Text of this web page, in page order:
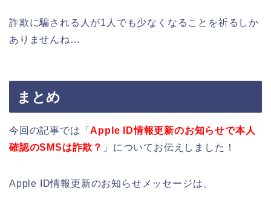
詐欺に騙される人が1人でも少なくなることを祈るしか
ありませんね…
まとめ
今回の記事では「Apple ID情報更新のお知らせで本人
確認のSMSは詐欺？ 」についてお伝えしました！
Apple ID情報更新のお知らせメッセージは、